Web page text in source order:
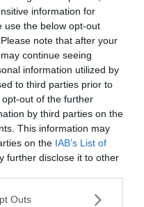
information for
use the below opt-out
note that after your
continue seeing
information utilized by
to third parties prior to
out of the further
by third parties on the
This information may
on the IAB’s List of
further disclose it to other
one or more Google
Outs
En